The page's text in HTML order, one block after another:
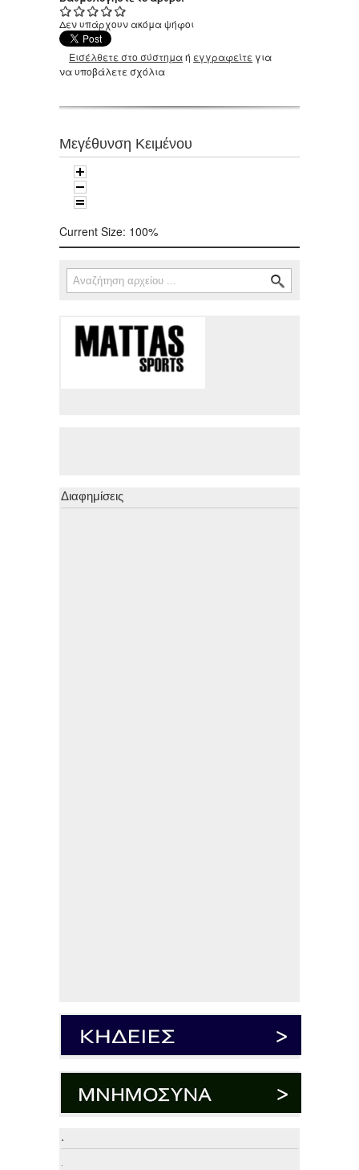
Δεν υπάρχουν ακόμα ψήφοι
Εισέλθετε στο σύστημαή εγγραφείτε για
να υποβάλετε σχόλια
Μεγέθυνση Κειμένου
Current Size: 100%
Φόρμα αναζήτησης
Αναζήτηση
Διαφημίσεις
.
.